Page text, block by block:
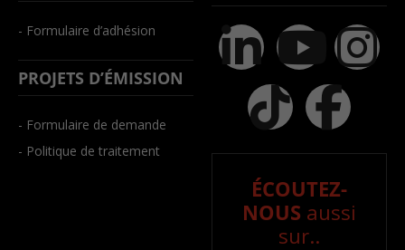
- Formulaire d’adhésion
PROJETS D’ÉMISSION
- Formulaire de demande
- Politique de traitement
ÉCOUTEZ-
NOUS aussi
sur..